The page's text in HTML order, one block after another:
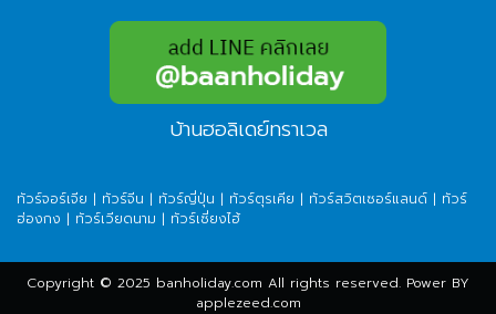
บ้านฮอลิเดย์ทราเวล
ทัวร์จอร์เจีย | ทัวร์จีน | ทัวร์ญี่ปุ่น | ทัวร์ตุรเคีย | ทัวร์สวิตเซอร์แลนด์ | ทัวร์
ฮ่องกง | ทัวร์เวียดนาม | ทัวร์เซี่ยงไฮ้
Copyright © 2025 banholiday.com All rights reserved. Power BY
applezeed.com